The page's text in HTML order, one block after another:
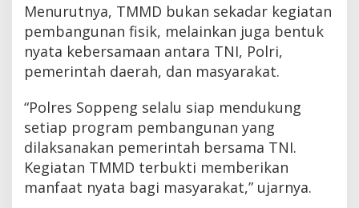
Menurutnya, TMMD bukan sekadar kegiatan
pembangunan fisik, melainkan juga bentuk
nyata kebersamaan antara TNI, Polri,
pemerintah daerah, dan masyarakat.
“Polres Soppeng selalu siap mendukung
setiap program pembangunan yang
dilaksanakan pemerintah bersama TNI.
Kegiatan TMMD terbukti memberikan
manfaat nyata bagi masyarakat,” ujarnya.